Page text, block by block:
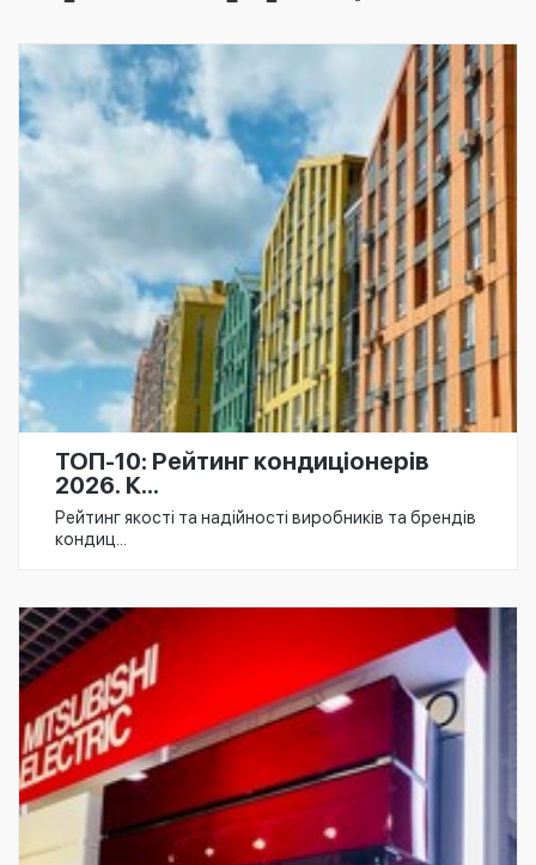
ТОП-10: Рейтинг кондиціонерів
2026. К...
Рейтинг якості та надійності виробників та брендів
кондиц...